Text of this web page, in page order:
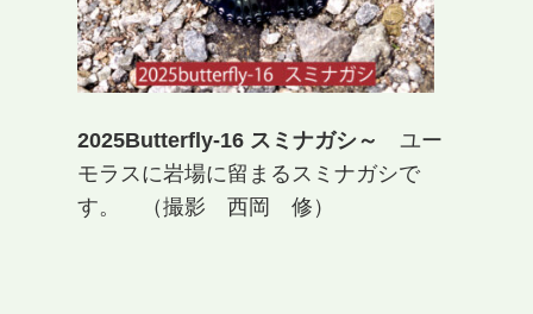
2025Butterfly-16 スミナガシ～
ユー
モラスに岩場に留まるスミナガシで
す。 （撮影 西岡 修）